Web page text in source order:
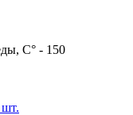
С° - 150
шт.